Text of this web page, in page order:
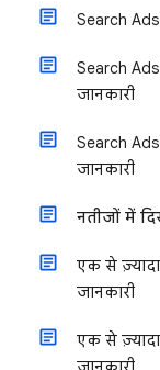
Search
Search
जानकारी
Search
जानकारी
नतीजों में
एक से
जानकारी
एक से